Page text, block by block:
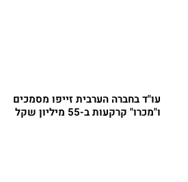
עו"ד בחברה הערבית זייפו מסמכים
ו"מכרו" קרקעות ב-55 מיליון שקל